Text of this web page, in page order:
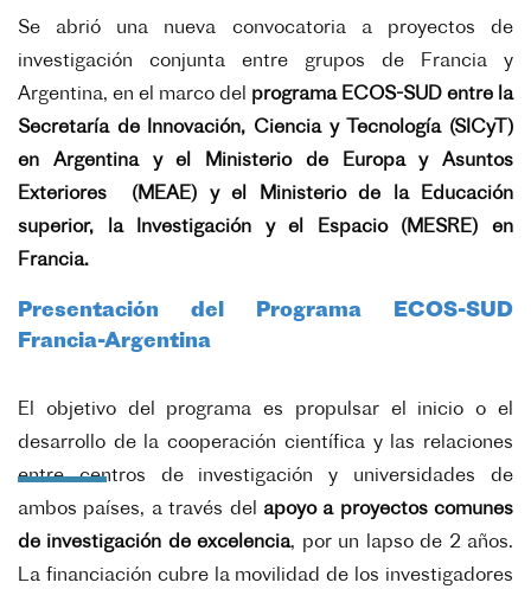
Se abrió una nueva convocatoria a proyectos de
investigación conjunta entre grupos de Francia y
Argentina, en el marco del programa ECOS-SUD entre la
Secretaría de Innovación, Ciencia y Tecnología (SICyT)
en Argentina y el Ministerio de Europa y Asuntos
Exteriores (MEAE) y el Ministerio de la Educación
superior, la Investigación y el Espacio (MESRE) en
Francia.
Presentación del Programa ECOS-SUD
Francia-Argentina
El objetivo del programa es propulsar el inicio o el
desarrollo de la cooperación científica y las relaciones
entre centros de investigación y universidades de
ambos países, a través del
apoyo a proyectos comunes
de investigación de excelencia, por un lapso de 2 años.
La financiación cubre la movilidad de los investigadores